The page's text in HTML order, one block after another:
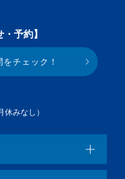
予約】
チェック！
みなし）